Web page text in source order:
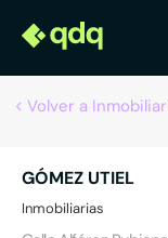
Volver a
GÓMEZ UTIEL
Inmobiliarias